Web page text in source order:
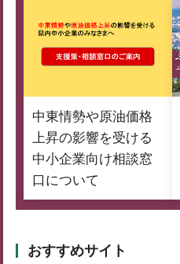
中東情勢や原油価格
上昇の影響を受ける
中小企業向け相談窓
口について
おすすめサイト